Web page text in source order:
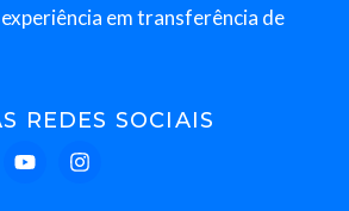
experiência em transferência de
REDES SOCIAIS